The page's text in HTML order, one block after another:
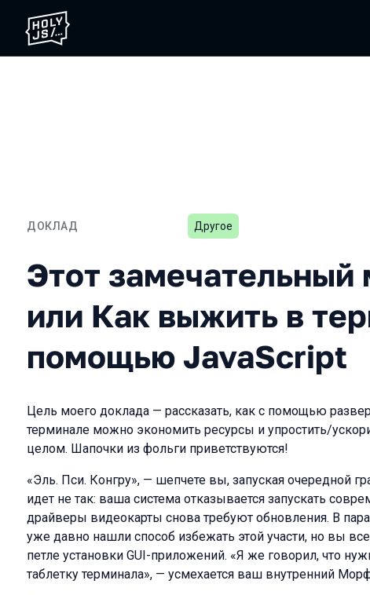
ДОКЛАД
Этот замечательный мир
Другое
Этот замечательный
или Как выжить в
помощью JavaScript
Цель моего доклада — рассказать, как с помощью
терминале можно экономить ресурсы и упростить/
целом. Шапочки из фольги приветствуются!
«Эль. Пси. Конгру», — шепчете вы, запуская очередной
идет не так: ваша система отказывается запускать
драйверы видеокарты снова требуют обновления. В
уже давно нашли способ избежать этой участи, но вы
петле установки GUI-приложений. «Я же говорил, что
таблетку терминала», — усмехается ваш внутренний